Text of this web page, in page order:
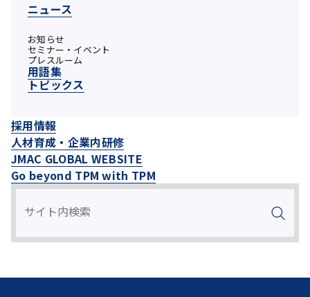
ニュース
お知らせ
セミナー・イベント
プレスルーム
用語集
トピックス
採用情報
人材育成・企業内研修
JMAC GLOBAL WEBSITE
Go beyond TPM with TPM